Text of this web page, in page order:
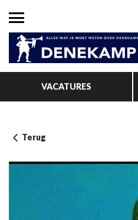
VACATURES
Terug